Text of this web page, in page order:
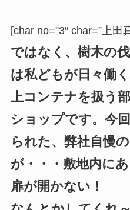
[char no=”3″ char=”上田
ではなく、樹木の
は私どもが日々働
上コンテナを扱う
ショップです。今
られた、弊社自慢
が・・・敷地内に
扉が開かない！